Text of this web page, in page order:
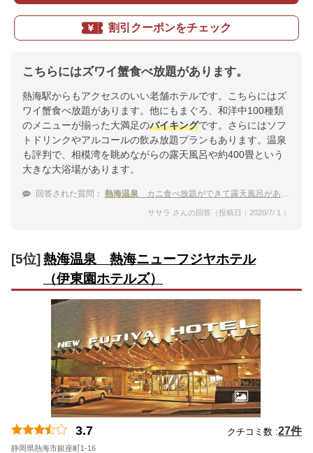
割引クーポンをチェック
こちらにはズワイ蟹食べ放題があります。
熱海駅からもアクセスのいい老舗ホテルです。こちらにはズ
ワイ蟹食べ放題があります。他にもまぐろ、和洋中100種類
のメニューが揃った大満足のバイキングです。さらにはソフ
トドリンクやアルコールの飲み放題プランもあります。温泉
も評判で、相模湾を眺めながらの露天風呂や約400畳という
大きな大浴場があります。
回答された質問： 熱海温泉 カニ食べ放題ができて露天風呂がある人気の宿
ササラ さんの回答（投稿日：2020/7/ 1 ）
[5位] 熱海温泉 熱海ニューフジヤホテル
（伊東園ホテルズ）
3.7 クチコミ数 :27件
静岡県熱海市銀座町1-16